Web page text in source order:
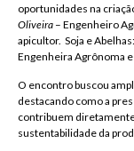
oportunidades na
Oliveira – Engenheiro
apicultor. Soja e
Engenheira Agrônoma e
O encontro buscou
destacando como a
contribuem diretamente
sustentabilidade da